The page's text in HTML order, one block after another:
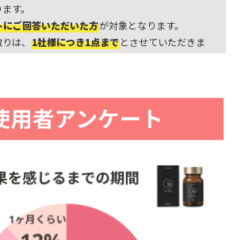
す。
ご回答いただいた方が対象となります。
は、1社様につき1点までとさせていただきま